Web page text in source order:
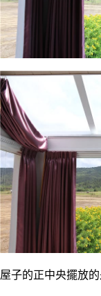
屋子的正中央擺放